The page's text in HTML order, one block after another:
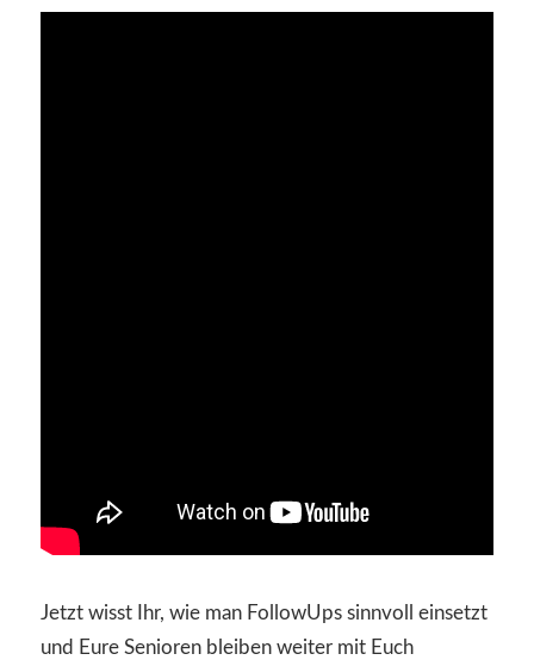
Jetzt wisst Ihr, wie man FollowUps sinnvoll einsetzt
und Eure Senioren bleiben weiter mit Euch